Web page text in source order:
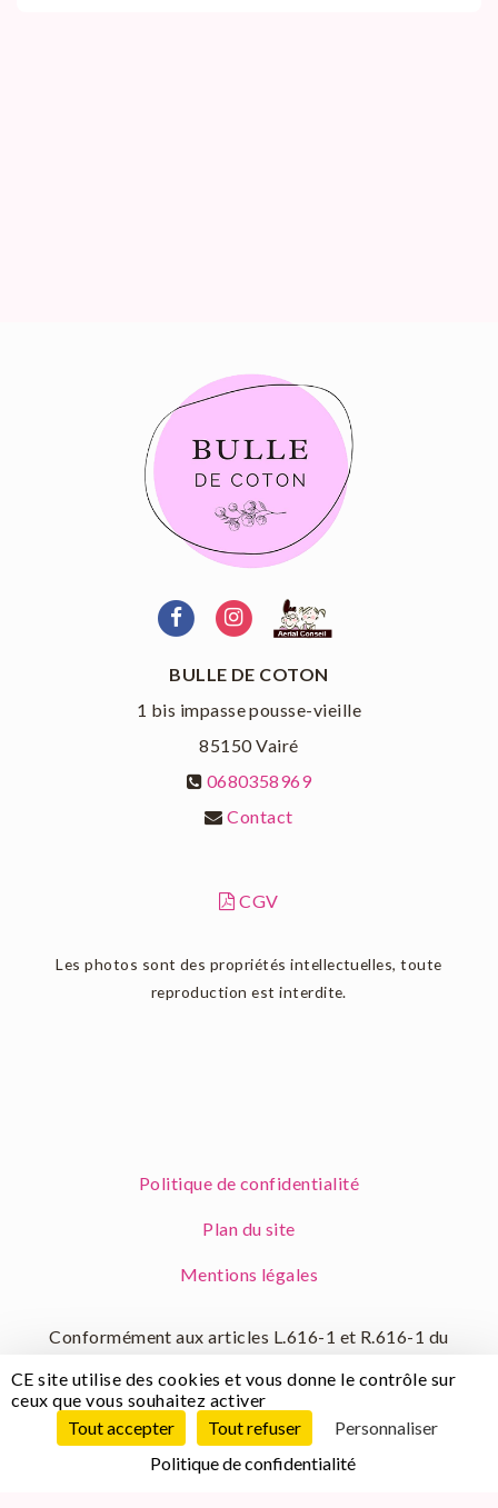
CE site utilise des cookies et vous donne le contrôle sur
ceux que vous souhaitez activer
Tout accepter
Tout refuser
Personnaliser
Politique de confidentialité
BULLE DE COTON
1 bis impasse pousse-vieille
85150Vairé
0680358969
Contact
CGV
Les photos sont des propriétés intellectuelles, toute
reproduction est interdite.
Politique de confidentialité
Plan du site
Mentions légales
Conformément aux articles L.616-1 et R.616-1 du
dispositif de médiation de la consommation.
L'entité de médiation retenue est :
MÉDIATION
CONSOMMATION DÉVELOPPEMENT
En cas de litige, vous pouvez déposer votre